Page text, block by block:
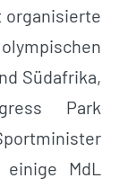
organisierte
Südafrika,
Park
einige MdL